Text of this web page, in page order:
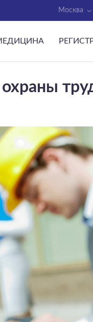
Москва